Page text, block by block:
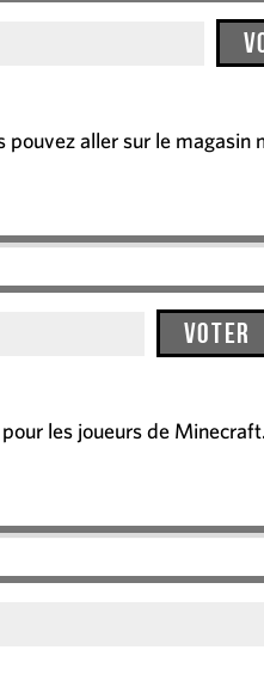
aller sur le magasin
Voter
les joueurs de